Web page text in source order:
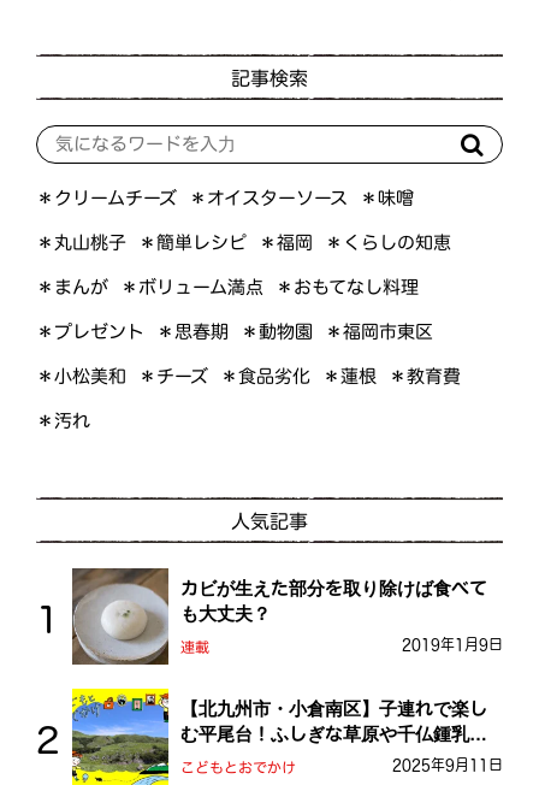
記事検索
＊クリームチーズ ＊オイスターソース ＊味噌
＊丸山桃子 ＊簡単レシピ ＊福岡 ＊くらしの知恵
＊まんが ＊ボリューム満点 ＊おもてなし料理
＊プレゼント ＊思春期 ＊動物園 ＊福岡市東区
＊小松美和 ＊チーズ ＊食品劣化 ＊蓮根 ＊教育費
＊汚れ
人気記事
カビが生えた部分を取り除けば食べて
も大丈夫？
連載 2019年1月9日
【北九州市・小倉南区】子連れで楽し
む平尾台！ふしぎな草原や千仏鍾乳洞
を探検しよう！
こどもとおでかけ 2025年9月11日